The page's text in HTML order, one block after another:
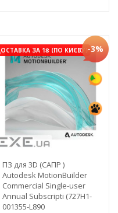
ЗА 1₴ (ПО КИЄВУ)-3%
ПЗ для 3D (САПР )
Autodesk MotionBuilder
Commercial Single-user
Annual Subscripti (727H1-
001355-L890